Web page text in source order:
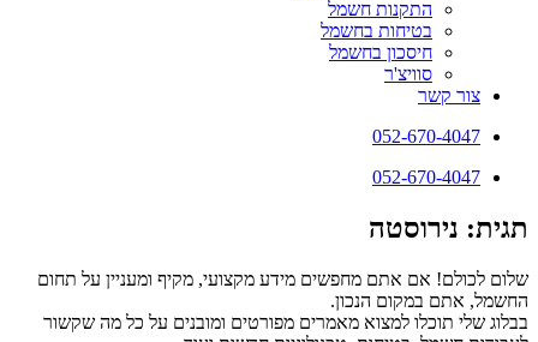
התקנות חשמל
בטיחות בחשמל
חיסכון בחשמל
סוויצ'ר
צור קשר
052-670-4047
052-670-4047
תגית: נירוסטה
שלום לכולם! אם אתם מחפשים מידע מקצועי, מקיף ומעניין על תחום
החשמל, אתם במקום הנכון.
בבלוג שלי תוכלו למצוא מאמרים מפורטים ומובנים על כל מה שקשור